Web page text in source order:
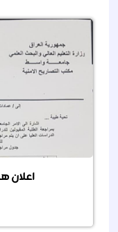
اعلان